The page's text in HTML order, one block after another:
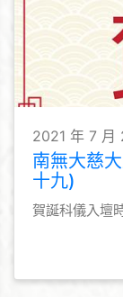
2021 年 7 月
南無大慈
十九)
賀誕科儀入壇